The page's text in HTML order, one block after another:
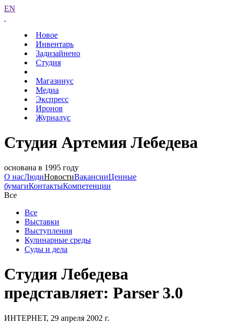
EN
Новое
Инвентарь
Задизайнено
Студия
Магазинус
Медиа
Экспресс
Иронов
Журналус
Студия Артемия Лебедева
основана в 1995 году
О насЛюдиНовостиВакансииЦенные
бумагиКонтактыКомпетенции
Все
Все
Выставки
Выступления
Кулинарные среды
Суды и дела
Студия Лебедева
представляет: Parser 3.0
ИНТЕРНЕТ, 29 апреля 2002 г.